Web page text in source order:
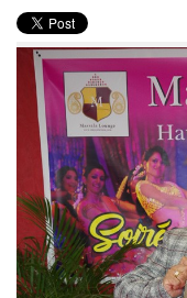
Entrées
Plats
Desserts
Sauces